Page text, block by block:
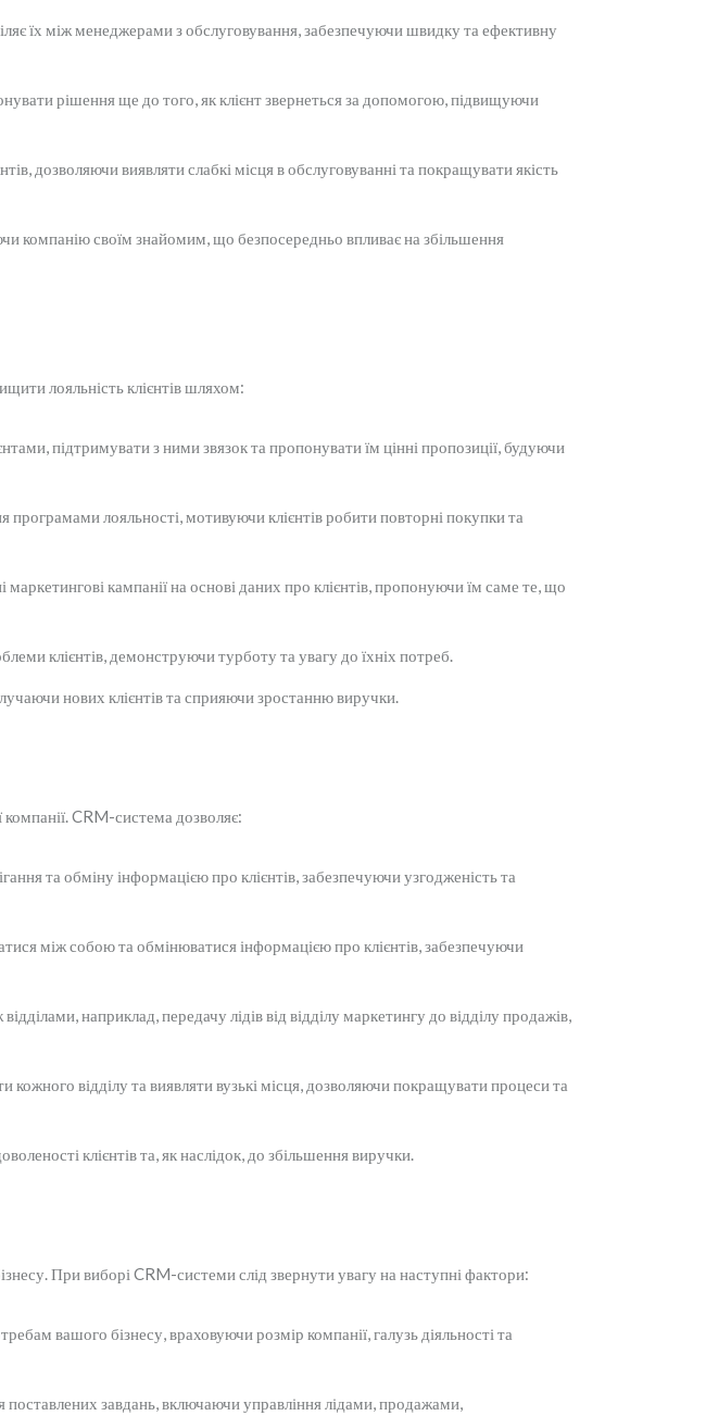
їх між менеджерами з обслуговування, забезпечуючи швидку та ефективну
рішення ще до того, як клієнт звернеться за допомогою, підвищуючи
дозволяючи виявляти слабкі місця в обслуговуванні та покращувати якість
компанію своїм знайомим, що безпосередньо впливає на збільшення
лояльність клієнтів шляхом:
підтримувати з ними звязок та пропонувати їм цінні пропозиції, будуючи
програмами лояльності, мотивуючи клієнтів робити повторні покупки та
кампанії на основі даних про клієнтів, пропонуючи їм саме те, що
клієнтів, демонструючи турботу та увагу до їхніх потреб.
нових клієнтів та сприяючи зростанню виручки.
CRM-система дозволяє:
та обміну інформацією про клієнтів, забезпечуючи узгодженість та
між собою та обмінюватися інформацією про клієнтів, забезпечуючи
наприклад, передачу лідів від відділу маркетингу до відділу продажів,
кожного відділу та виявляти вузькі місця, дозволяючи покращувати процеси та
клієнтів та, як наслідок, до збільшення виручки.
При виборі CRM-системи слід звернути увагу на наступні фактори:
вашого бізнесу, враховуючи розмір компанії, галузь діяльності та
завдань, включаючи управління лідами, продажами,